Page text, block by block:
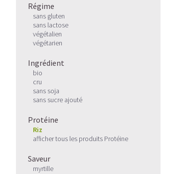
Régime
sans gluten
sans lactose
végétalien
végétarien
Ingrédient
bio
cru
sans soja
sans sucre ajouté
Protéine
Riz
afficher tous les produits Protéine
Saveur
myrtille